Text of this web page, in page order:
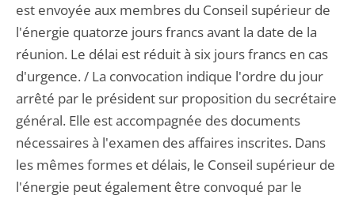
est envoyée aux membres du Conseil supérieur de
l'énergie quatorze jours francs avant la date de la
réunion. Le délai est réduit à six jours francs en cas
d'urgence. / La convocation indique l'ordre du jour
arrêté par le président sur proposition du secrétaire
général. Elle est accompagnée des documents
nécessaires à l'examen des affaires inscrites. Dans
les mêmes formes et délais, le Conseil supérieur de
l'énergie peut également être convoqué par le